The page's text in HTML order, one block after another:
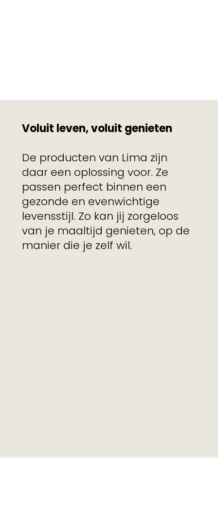
Voluit leven, voluit genieten
De producten van Lima zijn
daar een oplossing voor. Ze
passen perfect binnen een
gezonde en evenwichtige
levensstijl. Zo kan jij zorgeloos
van je maaltijd genieten, op de
manier die je zelf wil.